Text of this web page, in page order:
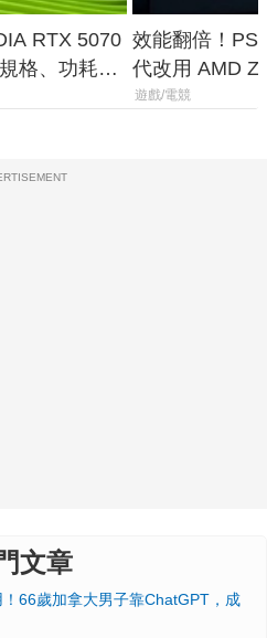
RTX 5070
格、功耗、
效能翻倍！
代改用 AMD
120fps 與全光
遊戲/電競
文章
66歲加拿大男子靠ChatGPT，成